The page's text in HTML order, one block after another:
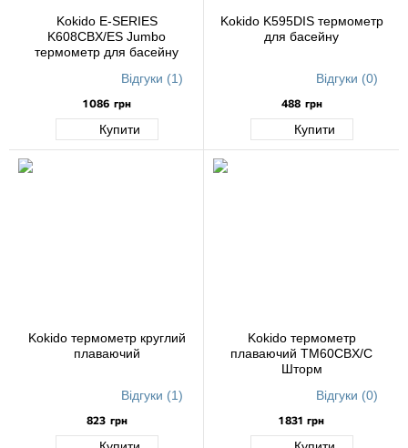
Kokido E-SERIES
K608CBX/ES Jumbo
термометр для басейну
Відгуки (1)
1 086 грн
Купити
Kokido K595DIS термометр
для басейну
Відгуки (0)
488 грн
Купити
Kokido термометр круглий
плаваючий
Відгуки (1)
823 грн
Kokido термометр
плаваючий TM60CBX/C
Шторм
Відгуки (0)
1 831 грн